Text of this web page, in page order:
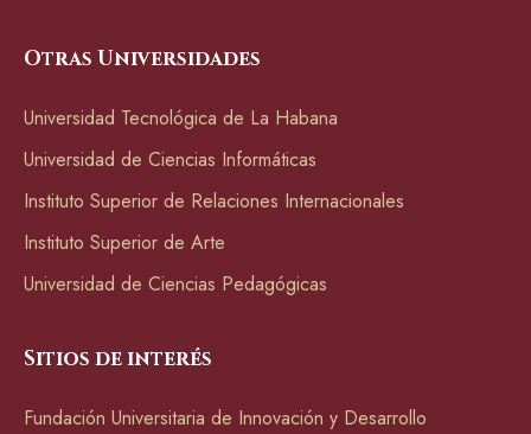
Otras Universidades
Universidad Tecnológica de La Habana
Universidad de Ciencias Informáticas
Instituto Superior de Relaciones Internacionales
Instituto Superior de Arte
Universidad de Ciencias Pedagógicas
Sitios de interés
Fundación Universitaria de Innovación y Desarrollo